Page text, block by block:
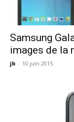
Samsung
images de la
jb - 10 juin 2015